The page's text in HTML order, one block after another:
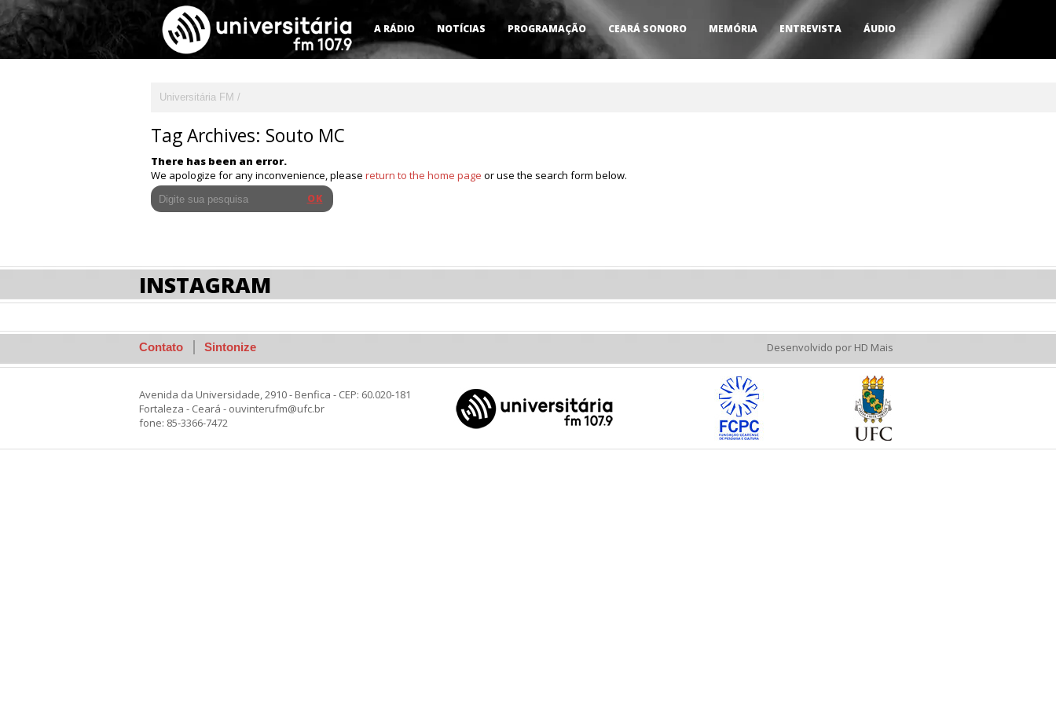
A RÁDIO NOTÍCIAS PROGRAMAÇÃO CEARÁ SONORO MEMÓRIA ENTREVISTA ÁUDIO
Universitária FM
Tag Archives: Souto MC
There has been an error.
We apologize for any inconvenience, please return to the home page or use the search form below.
INSTAGRAM
Contato Sintonize Desenvolvido por HD Mais
Avenida da Universidade, 2910 - Benfica - CEP: 60.020-181
Fortaleza - Ceará - ouvinterufm@ufc.br
fone: 85-3366-7472